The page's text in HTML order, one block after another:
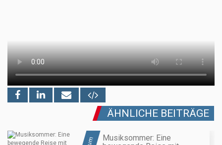
ÄHNLICHE BEITRÄGE
Musiksommer: Eine